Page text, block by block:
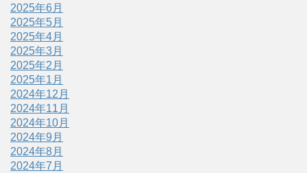
2025年6月
2025年5月
2025年4月
2025年3月
2025年2月
2025年1月
2024年12月
2024年11月
2024年10月
2024年9月
2024年8月
2024年7月